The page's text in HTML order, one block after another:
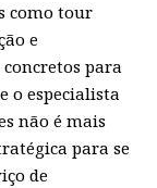
como tour
e
para
o especialista
não é mais
para se
de